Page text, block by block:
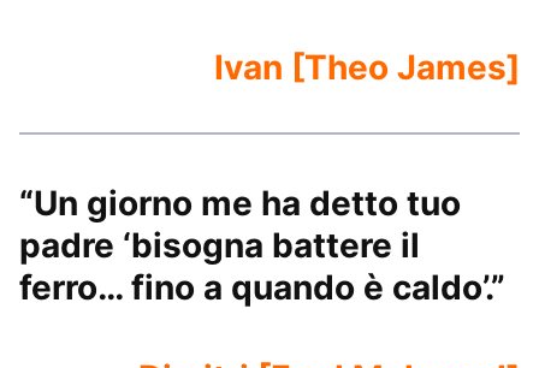
Ivan [Theo James]
“Un giorno me ha detto tuo
padre ‘bisogna battere il
ferro… fino a quando è caldo’.”